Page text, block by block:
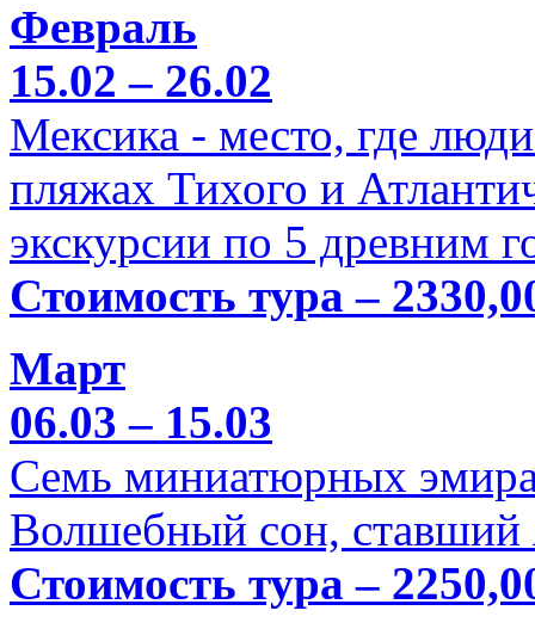
Февраль
15.02 – 26.02
Мексика - место, где
пляжах Тихого и
экскурсии по 5 древним
Стоимость тура –
Март
06.03 – 15.03
Семь миниатюрных
Волшебный сон, ставший
Стоимость тура –